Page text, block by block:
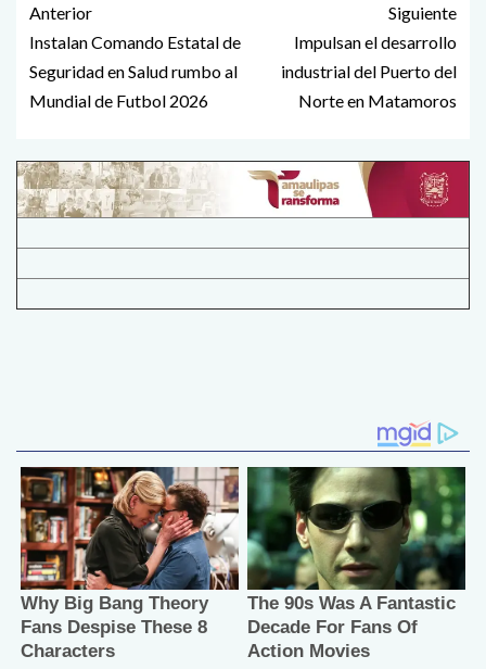
Anterior
Instalan Comando Estatal de
Seguridad en Salud rumbo al
Mundial de Futbol 2026
Siguiente
Impulsan el desarrollo
industrial del Puerto del
Norte en Matamoros